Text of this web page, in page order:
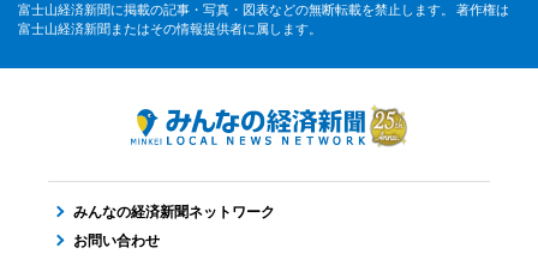
富士山経済新聞に掲載の記事・写真・図表などの無断転載を禁止します。 著作権は
富士山経済新聞またはその情報提供者に属します。
みんなの経済新聞ネットワーク
お問い合わせ